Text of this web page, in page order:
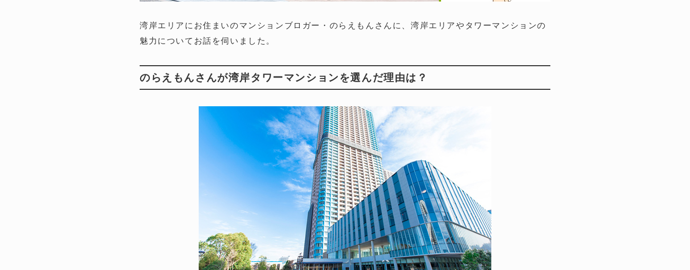
湾岸エリアにお住まいのマンションブロガー・のらえもんさんに、湾岸エリアやタワーマンションの
魅力についてお話を伺いました。
のらえもんさんが湾岸タワーマンションを選んだ理由は？